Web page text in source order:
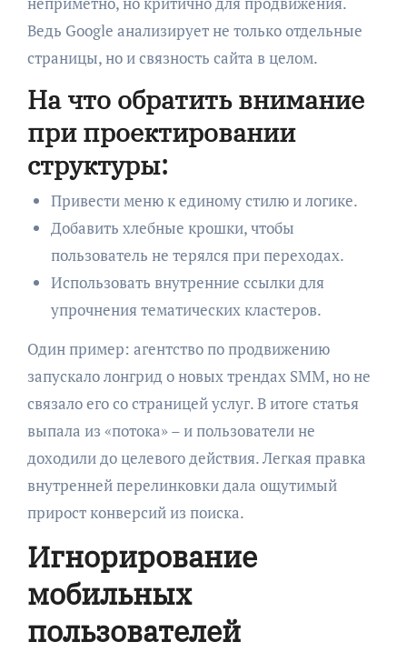
Ведь Google анализирует не только отдельные
страницы, но и связность сайта в целом.
На что обратить внимание
при проектировании
структуры:
Привести меню к единому стилю и логике.
Добавить хлебные крошки, чтобы
пользователь не терялся при переходах.
Использовать внутренние ссылки для
упрочнения тематических кластеров.
Один пример: агентство по продвижению
запускало лонгрид о новых трендах SMM, но не
связало его со страницей услуг. В итоге статья
выпала из «потока» – и пользователи не
доходили до целевого действия. Легкая правка
внутренней перелинковки дала ощутимый
прирост конверсий из поиска.
Игнорирование
мобильных
пользователей